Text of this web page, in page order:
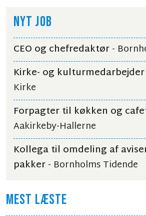
NYT JOB
CEO og chefredaktør-
Kirke- og kulturmedarbejder
Kirke
Forpagter til køkken og
Aakirkeby-Hallerne
Kollega til omdeling af
pakker- Bornholms Tidende
MEST LÆSTE